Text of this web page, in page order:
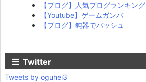
【ブログ】人気ブログランキング
【Youtube】ゲームガンバ
【ブログ】鈍器でバッシュ
Twitter
Tweets by oguhei3